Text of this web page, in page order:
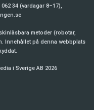
34 (vardagar 8–17),
metoder (robotar,
Innehållet på denna webbplats
i Sverige AB 2026